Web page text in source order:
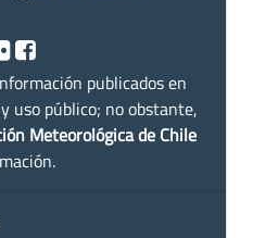
publicados en
uso público; no obstante,
Meteorológica de Chile